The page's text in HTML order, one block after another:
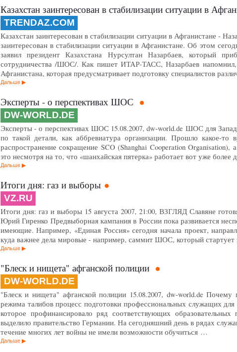
Казахстан заинтересован в стабилизации ситуации в
TRENDAZ.COM
Казахстан заинтересован в стабилизации ситуации в Афганистане -
заинтересован в стабилизации ситуации в Афганистане. Об этом
заявил президент Казахстана Нурсултан Назарбаев, который
сотрудничества /ШОС/. Как пишет ИТАР-ТАСС, Назарбаев напомнил,
Афганистана, которая предусматривает подготовку специалистов
Дальше
Эксперты - о перспективах ШОС
DW-WORLD.DE
Эксперты - о перспективах ШОС 15.08.2007, dw-world.de ШОС для
по такой детали, как аббревиатура организации. Прошло какое-
распространение сокращение SCO (Shanghai Cooperation
это несмотря на то, что «шанхайская пятерка» работает вот уже
Дальше
Итоги дня: газ и выборы
VZ.RU
Итоги дня: газ и выборы 15 августа 2007, 21:00, ВЗГЛЯД Славяне
Юрий Гиренко Предвыборная кампания в России пока развивается
имеющие. Например, «Единая Россия» сегодня начала проект,
куда важнее дела мировые - например, саммит ШОС, который стартует
Дальше
"Блеск и нищета" афганской полиции
DW-WORLD.DE
"Блеск и нищета" афганской полиции 15.08.2007, dw-world.de
режима талибов процесс подготовки профессиональных служащих
которое профинансировало ряд соответствующих
выделило правительство Германии. На сегодняшний день в рядах
течение многих лет войны не имели возможности обучиться …
Дальше